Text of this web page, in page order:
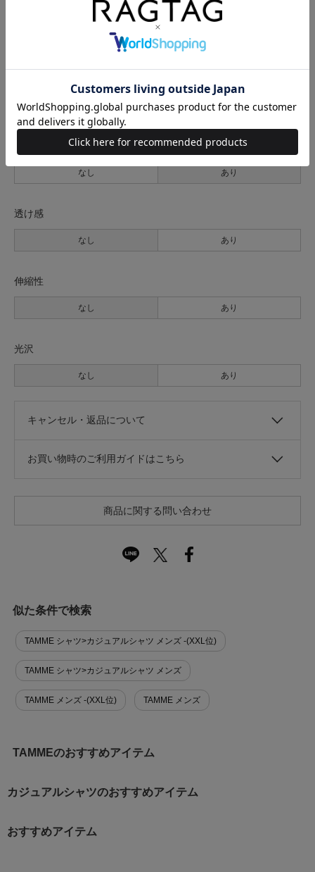
58cm 52.5cm 64cm
サイズの測り方について
薄手 普通 厚手
なし あり
透け感
なし あり
伸縮性
なし あり
光沢
なし あり
キャンセル・返品について
お買い物時のご利用ガイドはこちら
商品に関する問い合わせ
似た条件で検索
TAMME シャツ>カジュアルシャツ メンズ -(XXL位)
TAMME シャツ>カジュアルシャツ メンズ
TAMME メンズ -(XXL位) TAMME メンズ
TAMMEのおすすめアイテム
カジュアルシャツのおすすめアイテム
おすすめアイテム